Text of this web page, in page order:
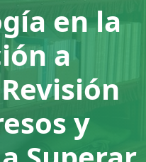
en la
a
y